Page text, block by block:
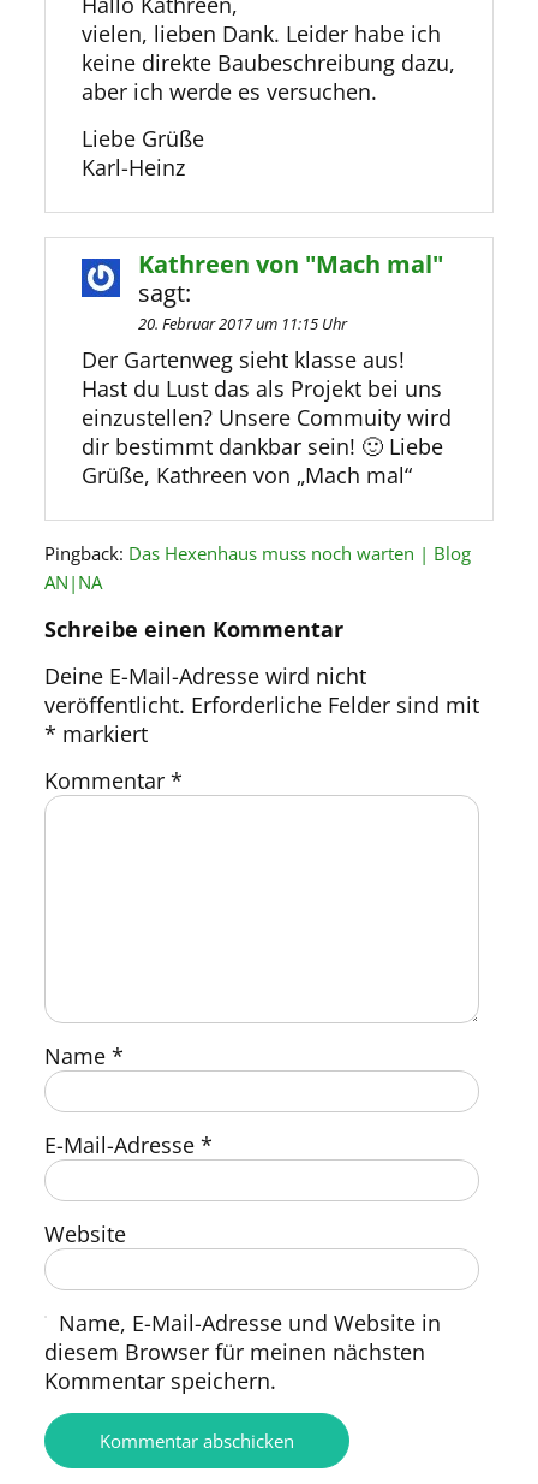
vielen, lieben Dank. Leider habe ich
keine direkte Baubeschreibung dazu,
aber ich werde es versuchen.
Liebe Grüße
Karl-Heinz
Kathreen von "Mach mal"
sagt:
20. Februar 2017 um 11:15 Uhr
Der Gartenweg sieht klasse aus!
Hast du Lust das als Projekt bei uns
einzustellen? Unsere Commuity wird
dir bestimmt dankbar sein! 🙂 Liebe
Grüße, Kathreen von „Mach mal“
Pingback: Das Hexenhaus muss noch warten | Blog
AN|NA
Schreibe einen Kommentar
Deine E-Mail-Adresse wird nicht
veröffentlicht. Erforderliche Felder sind mit
* markiert
Kommentar*
Name*
E-Mail-Adresse*
Website
Name, E-Mail-Adresse und Website in
diesem Browser für meinen nächsten
Kommentar speichern.